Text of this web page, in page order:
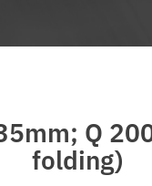
Q
folding)